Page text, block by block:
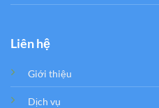
Liên hệ
Giới thiệu
Dịch vụ